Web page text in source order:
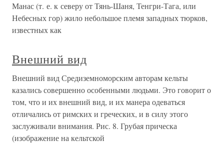
Манас (т. е. к северу от Тянь-Шаня, Тенгри-Тага, или
Небесных гор) жило небольшое племя западных тюрков,
известных как
Внешний вид
Внешний вид Средиземноморским авторам кельты
казались совершенно особенными людьми. Это говорит о
том, что и их внешний вид, и их манера одеваться
отличались от римских и греческих, и в силу этого
заслуживали внимания. Рис. 8. Грубая прическа
(изображение на кельтской